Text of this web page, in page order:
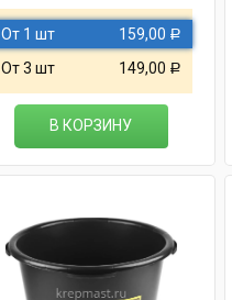
От 1 шт 159,00 Р
От 3 шт 149,00 Р
В КОРЗИНУ